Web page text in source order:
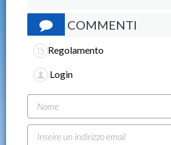
COMMENTI
Regolamento
Login